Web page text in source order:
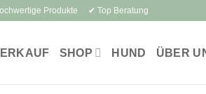
Produkte ✔ Top Beratung
SHOP HUND ÜBER